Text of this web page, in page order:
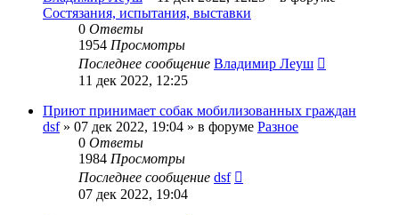
Состязания, испытания, выставки
0 Ответы
1954 Просмотры
Последнее сообщение Владимир Леуш
11 дек 2022, 12:25
Приют принимает собак мобилизованных граждан
dsf» 07 дек 2022, 19:04 » в форуме Разное
0 Ответы
1984 Просмотры
Последнее сообщение dsf
07 дек 2022, 19:04